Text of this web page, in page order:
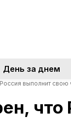
День за днем
выполнит свою
что